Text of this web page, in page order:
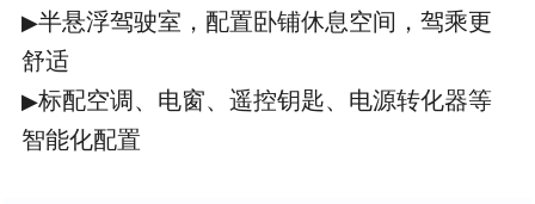
▶半悬浮驾驶室，配置卧铺休息空间，驾乘更
舒适
▶标配空调、电窗、遥控钥匙、电源转化器等
智能化配置